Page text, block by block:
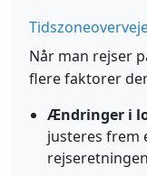
Når man rejser
flere faktorer
Ændringer i
justeres frem